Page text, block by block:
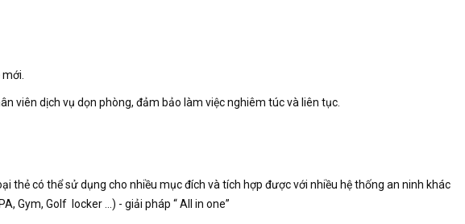
viên dịch vụ dọn phòng, đảm bảo làm việc nghiêm túc và liên tục.
thẻ có thể sử dụng cho nhiều mục đích và tích hợp được với nhiều hệ thống an ninh khác
Gym, Golf locker …) - giải pháp “ All in one”